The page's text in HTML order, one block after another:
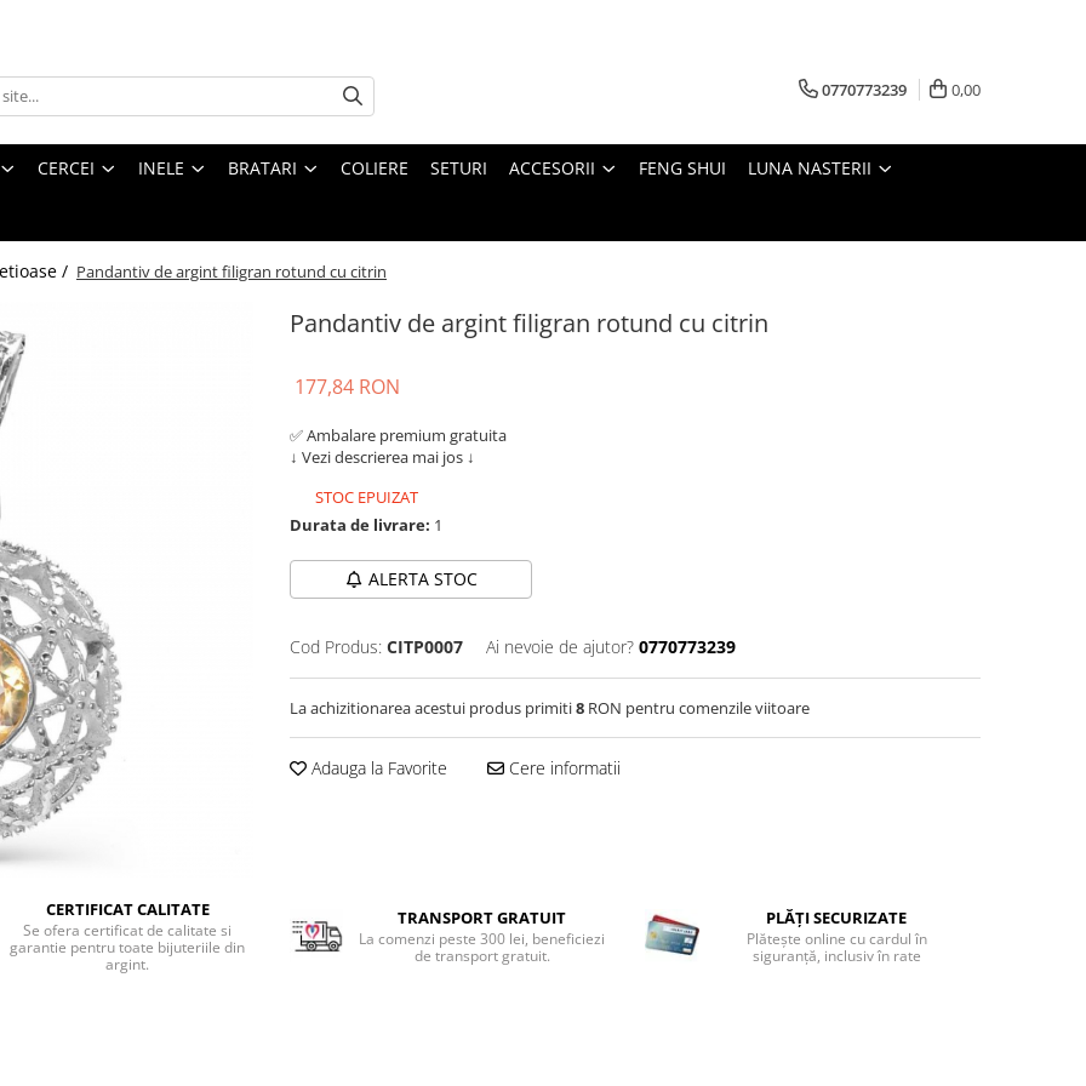
0770773239 0,00
CERCEI INELE BRATARI COLIERE SETURI ACCESORII FENG SHUI LUNA NASTERII
/ Pandantiv de argint filigran rotund cu citrin
Pandantiv de argint filigran rotund cu citrin
177,84 RON
✅ Ambalare premium gratuita
↓ Vezi descrierea mai jos ↓
STOC EPUIZAT
Durata de livrare: 1
ALERTA STOC
Cod Produs: CITP0007 Ai nevoie de ajutor? 0770773239
La achizitionarea acestui produs primiti8 RON pentru comenzile viitoare
Adauga la Favorite Cere informatii
CERTIFICAT CALITATE
Se ofera certificat de calitate si
garantie pentru toate bijuteriile din
argint.
TRANSPORT GRATUIT
La comenzi peste 300 lei, beneficiezi
de transport gratuit.
PLĂȚI SECURIZATE
Plătește online cu cardul în
siguranță, inclusiv în rate